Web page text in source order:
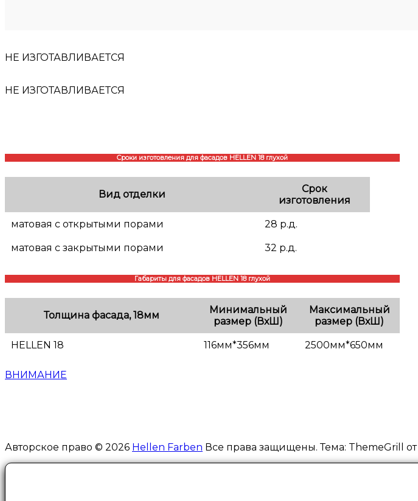
НЕ ИЗГОТАВЛИВАЕТСЯ
НЕ ИЗГОТАВЛИВАЕТСЯ
Сроки изготовления для фасадов HELLEN 18 глухой
Вид отделки
Срок
изготовления
матовая с открытыми порами 28 р.д.
матовая с закрытыми порами 32 р.д.
Габариты для фасадов HELLEN 18 глухой
Толщина фасада, 18мм
Минимальный
размер (ВхШ)
Максимальный
размер (ВхШ)
HELLEN 18 116мм*356мм 2500мм*650мм
ВНИМАНИЕ
Авторское право © 2026 Hellen Farben Все права защищены. Тема: ThemeGrill от